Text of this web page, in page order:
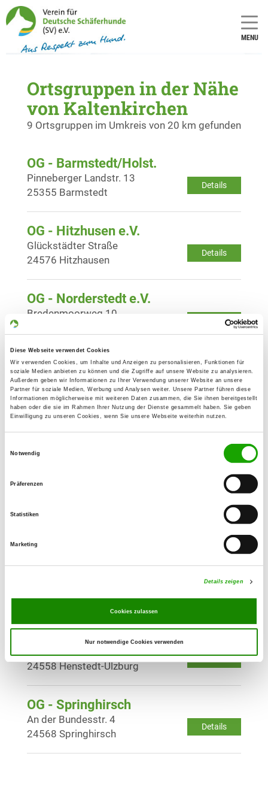
Diese Webseite verwendet Cookies
Wir verwenden Cookies, um Inhalte und Anzeigen zu personalisieren, Funktionen für
soziale Medien anbieten zu können und die Zugriffe auf unsere Website zu analysieren.
Außerdem geben wir Informationen zu Ihrer Verwendung unserer Website an unsere
Partner für soziale Medien, Werbung und Analysen weiter. Unsere Partner führen diese
Informationen möglicherweise mit weiteren Daten zusammen, die Sie ihnen bereitgestellt
haben oder die sie im Rahmen Ihrer Nutzung der Dienste gesammelt haben. Sie geben
Einwilligung zu unseren Cookies, wenn Sie unsere Webseite weiterhin nutzen.
Notwendig
Präferenzen
Statistiken
Marketing
Details zeigen
Cookies zulassen
Nur notwendige Cookies verwenden
MENU
Ortsgruppen in der Nähe
von Kaltenkirchen
9 Ortsgruppen im Umkreis von 20 km gefunden
OG - Barmstedt/Holst.
Details
Pinneberger Landstr. 13
25355 Barmstedt
OG - Hitzhusen e.V.
Details
Glückstädter Straße
24576 Hitzhausen
OG - Norderstedt e.V.
Details
Bredenmoorweg 10
OG - Nützen und Umgebung e.V.
Details
Rosenstr. 4
24568 Nützen
OG - Pinneberg e.V.
Details
Ossenpadd 120
Details
Breedenmoorweg 10
OG - Oering 79
23845 Oering
OG - Ulzburg u. Umgeb.
Details
Beckersbergstr. 32
24558 Henstedt-Ulzburg
OG - Springhirsch
Details
An der Bundesstr. 4
24568 Springhirsch